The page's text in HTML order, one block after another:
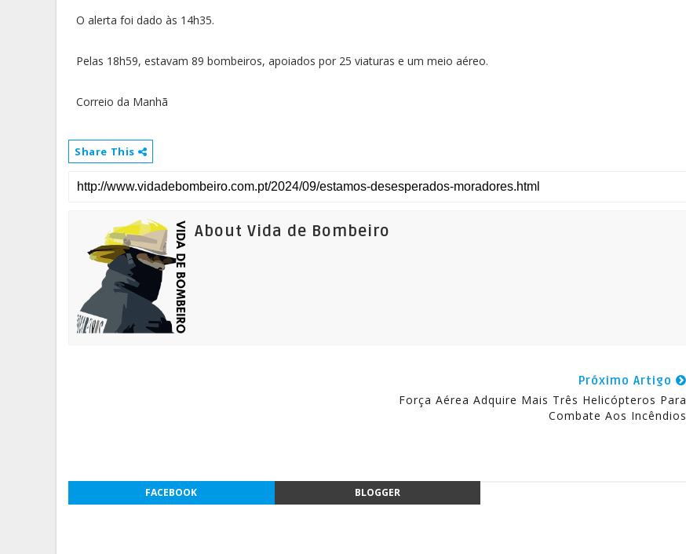
O alerta foi dado às 14h35.
Pelas 18h59, estavam 89 bombeiros, apoiados por 25 viaturas e um meio aéreo.
Correio da Manhã
Share This
About Vida de Bombeiro
Próximo Artigo
Força Aérea Adquire Mais Três Helicópteros Para
Combate Aos Incêndios
FACEBOOK BLOGGER